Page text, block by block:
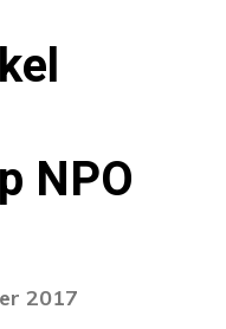
NPO
2017